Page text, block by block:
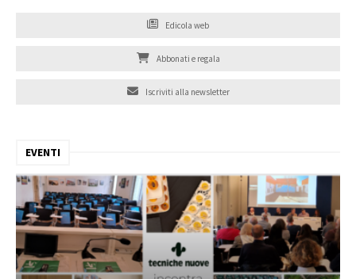
Edicola web
Abbonati e regala
Iscriviti alla newsletter
EVENTI